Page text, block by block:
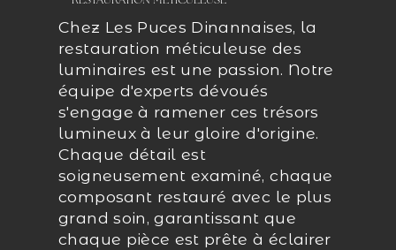
Chez Les Puces Dinannaises, la
restauration méticuleuse des
luminaires est une passion. Notre
équipe d'experts dévoués
s'engage à ramener ces trésors
lumineux à leur gloire d'origine.
Chaque détail est
soigneusement examiné, chaque
composant restauré avec le plus
grand soin, garantissant que
chaque pièce est prête à éclairer